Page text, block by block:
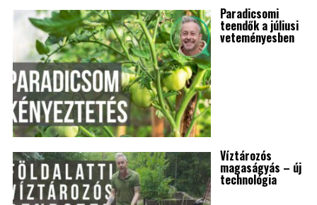
Paradicsomi
teendők a júliusi
veteményesben
Víztározós
magaságyás – új
technológia